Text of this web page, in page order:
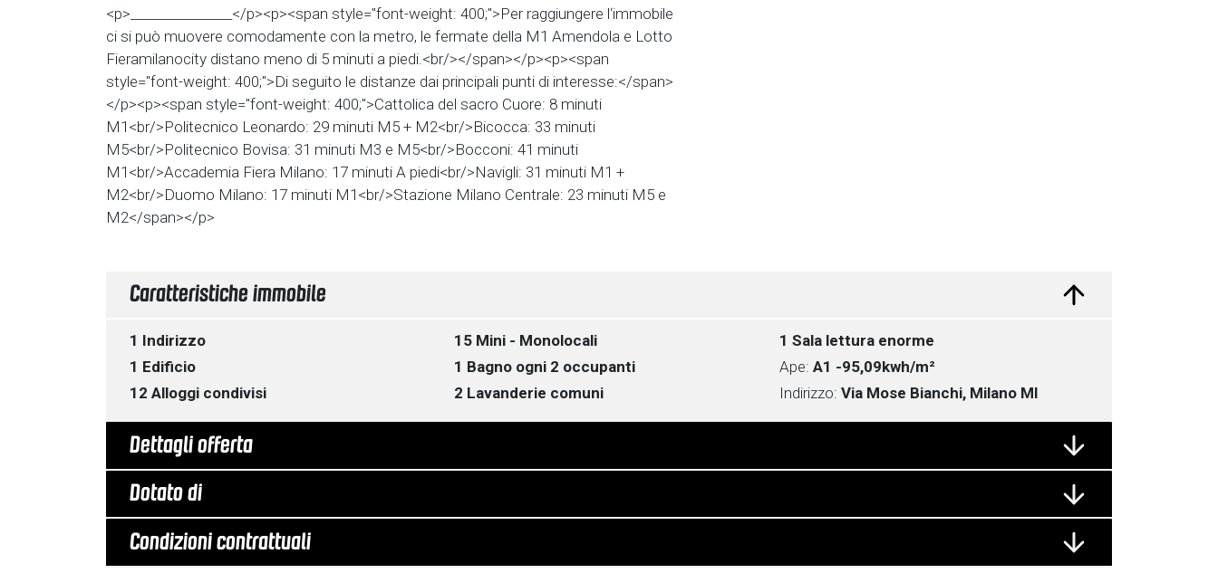
<p>________________</p><p><span style="font-weight: 400;">Per raggiungere l‘immobile
ci si può muovere comodamente con la metro, le fermate della M1 Amendola e Lotto
Fieramilanocity distano meno di 5 minuti a piedi.<br/></span></p><p><span
style="font-weight: 400;">Di seguito le distanze dai principali punti di interesse:</span>
</p><p><span style="font-weight: 400;">Cattolica del sacro Cuore: 8 minuti
M1<br/>Politecnico Leonardo: 29 minuti M5 + M2<br/>Bicocca: 33 minuti
M5<br/>Politecnico Bovisa: 31 minuti M3 e M5<br/>Bocconi: 41 minuti
M1<br/>Accademia Fiera Milano: 17 minuti A piedi<br/>Navigli: 31 minuti M1 +
M2<br/>Duomo Milano: 17 minuti M1<br/>Stazione Milano Centrale: 23 minuti M5 e
M2</span></p>
Caratteristiche immobile
1 Indirizzo
1 Edificio
12 Alloggi condivisi
15 Mini - Monolocali
1 Bagno ogni 2 occupanti
2 Lavanderie comuni
1 Sala lettura enorme
Ape: A1 -95,09kwh/m²
Indirizzo: Via Mose Bianchi, Milano MI
Dettagli offerta
Dotato di
Condizioni contrattuali